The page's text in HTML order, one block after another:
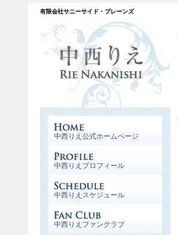
有限会社サニーサイド・ブレーンズ
中西りえ公式ホームページ
中西りえプロフィール
中西りえスケジュール
中西りえファンクラブ